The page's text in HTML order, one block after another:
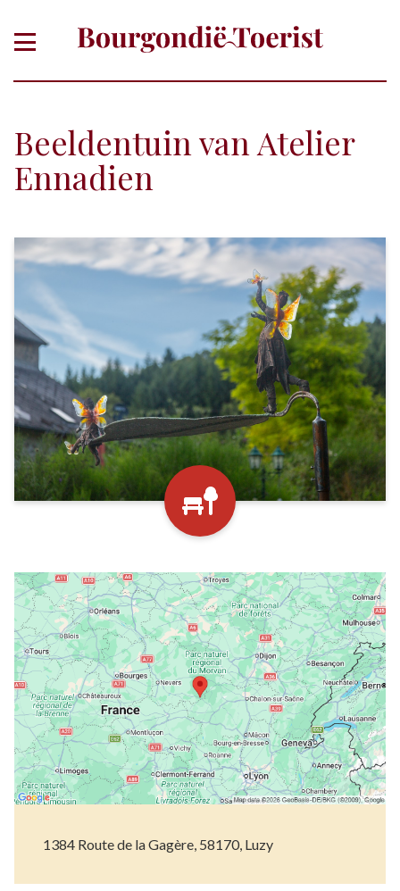
Beeldentuin van Atelier
Ennadien
1384 Route de la Gagère, 58170, Luzy